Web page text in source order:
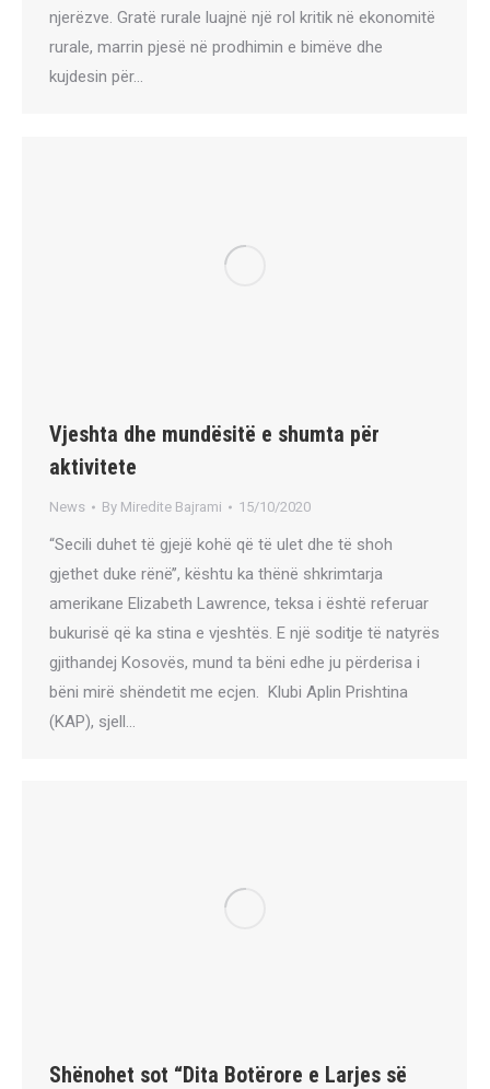
njerëzve. Gratë rurale luajnë një rol kritik në ekonomitë
rurale, marrin pjesë në prodhimin e bimëve dhe
kujdesin për…
Vjeshta dhe mundësitë e shumta për
aktivitete
News By Miredite Bajrami 15/10/2020
“Secili duhet të gjejë kohë që të ulet dhe të shoh
gjethet duke rënë’’, kështu ka thënë shkrimtarja
amerikane Elizabeth Lawrence, teksa i është referuar
bukurisë që ka stina e vjeshtës. E një soditje të natyrës
gjithandej Kosovës, mund ta bëni edhe ju përderisa i
bëni mirë shëndetit me ecjen. Klubi Aplin Prishtina
(KAP), sjell…
Shënohet sot “Dita Botërore e Larjes së